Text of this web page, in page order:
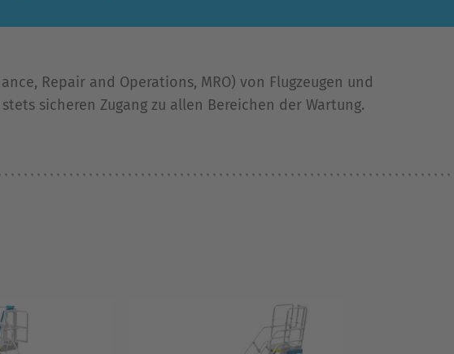
Repair and Operations, MRO) von Flugzeugen und
sicheren Zugang zu allen Bereichen der Wartung.